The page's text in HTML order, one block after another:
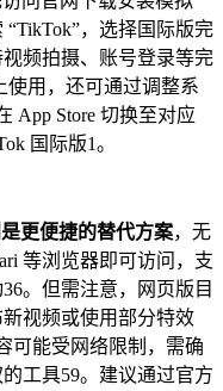
，选择国际版完
频拍摄、账号登录等完
使用，还可通过调整系
App Store 切换至对应
国际版1。
更便捷的替代方案，无
等浏览器即可访问，支
36。但需注意，网页版目
视频或使用部分特效
可能受网络限制，需确
工具59。建议通过官方